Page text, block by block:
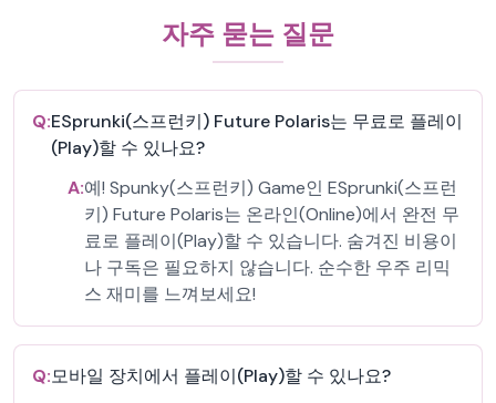
자주 묻는 질문
Q:ESprunki(스프런키) Future Polaris는 무료로 플레이
(Play)할 수 있나요?
A:예! Spunky(스프런키) Game인 ESprunki(스프런
키) Future Polaris는 온라인(Online)에서 완전 무
료로 플레이(Play)할 수 있습니다. 숨겨진 비용이
나 구독은 필요하지 않습니다. 순수한 우주 리믹
스 재미를 느껴보세요!
Q:모바일 장치에서 플레이(Play)할 수 있나요?